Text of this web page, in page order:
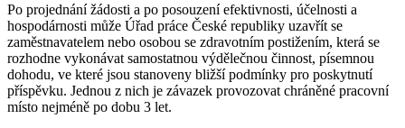
Po projednání žádosti a po posouzení efektivnosti, účelnosti a
hospodárnosti může Úřad práce České republiky uzavřít se
zaměstnavatelem nebo osobou se zdravotním postižením, která se
rozhodne vykonávat samostatnou výdělečnou činnost, písemnou
dohodu, ve které jsou stanoveny bližší podmínky pro poskytnutí
příspěvku. Jednou z nich je závazek provozovat chráněné pracovní
místo nejméně po dobu 3 let.